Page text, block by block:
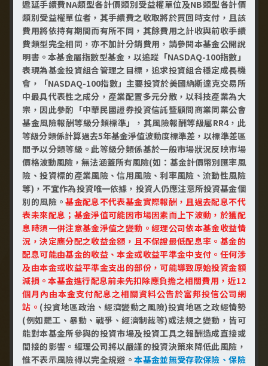
分別發行對應指數型基金，皆為國內首檔追蹤對應
指數之指數型基金，提供投資人切入美股投資更多
元選擇，產品架構具有高度客製化特性。
全球規模前三大ETF皆追蹤標普500指
數，本基金以追蹤標普500指數（S&P
500 Index）為投資目標，參與美股市
場。
標普500指數掌握產業輪動，強勢產業投
資機會不漏接。
指數化投資，基金持股組合透明且容易掌
握。
立即了解
遞延手續費NA類型各計價類別受益權單位及NB類型各計價
類別受益權單位者，其手續費之收取將於買回時支付，且該
費用將依持有期間而有所不同，其餘費用之計收與前收手續
費類型完全相同，亦不加計分銷費用，請參閱本基金公開說
明書。本基金屬指數型基金，以追蹤「NASDAQ-100指數」
表現為基金投資組合管理之目標，追求投資組合穩定成長機
會，「NASDAQ-100指數」主要投資於美國納斯達克交易所
中最具代表性之成分，產業配置多元分散，以科技產業為大
宗，因此參酌「中華民國證券投資信託暨顧問商業同業公會
基金風險報酬等級分類標準」，其風險報酬等級屬RR4，此
等級分類係計算過去5年基金淨值波動度標準差，以標準差區
間予以分類等級。此等級分類係基於一般市場狀況反映市場
價格波動風險，無法涵蓋所有風險(如：基金計價幣別匯率風
險、投資標的產業風險、信用風險、利率風險、流動性風險
等)，不宜作為投資唯一依據，投資人仍應注意所投資基金個
別的風險。基金配息不代表基金實際報酬，且過去配息不代
表未來配息；基金淨值可能因市場因素而上下波動，於獲配
息時須一併注意基金淨值之變動。經理公司依本基金收益情
況，決定應分配之收益金額，且不保證最低配息率。基金的
配息可能由基金的收益、本金或收益平準金中支付。任何涉
及由本金或收益平準金支出的部份，可能導致原始投資金額
減損。本基金進行配息前未先扣除應負擔之相關費用，近12
個月內由本金支付配息之相關資料公告於富邦投信公司網
站。 (投資地區政治、經濟變動之風險)投資地區之政經情勢
(例如罷工、暴動、戰爭、經濟制裁等)或法規之變動，皆可
能對本基金所參與的投資市場及投資工具之報酬造成直接或
間接的影響。經理公司將以嚴謹的投資決策來降低此風險，
惟不表示風險得以完全規避。本基金並無受存款保險、保險